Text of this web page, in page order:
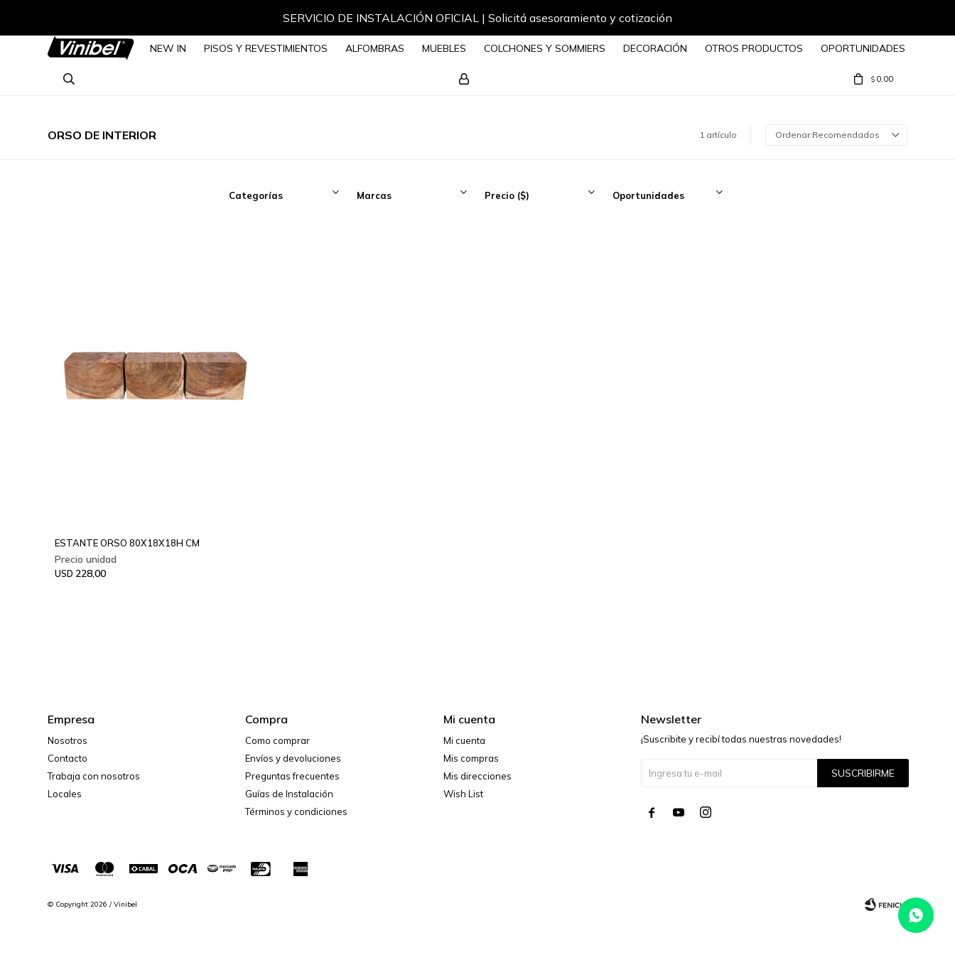
SERVICIO DE INSTALACIÓN OFICIAL | Solicitá asesoramiento y cotización
NEW IN PISOS Y REVESTIMIENTOS ALFOMBRAS MUEBLES COLCHONES Y SOMMIERS DECORACIÓN OTROS PRODUCTOS OPORTUNIDADES
$ 0,00
ORSO DE INTERIOR 1 artículo Recomendados
ESTANTE ORSO 80X18X18H CM
USD 228,00
Categorías Marcas Precio ($) Oportunidades
Empresa
Nosotros
Contacto
Trabaja con nosotros
Locales
Compra
Como comprar
Envíos y devoluciones
Preguntas frecuentes
Guías de Instalación
Términos y condiciones
Mi cuenta
Mi cuenta
Mis compras
Mis direcciones
Wish List
Newsletter
¡Suscribite y recibí todas nuestras novedades!
SUSCRIBIRME
  
© Copyright 2026 / Vinibel